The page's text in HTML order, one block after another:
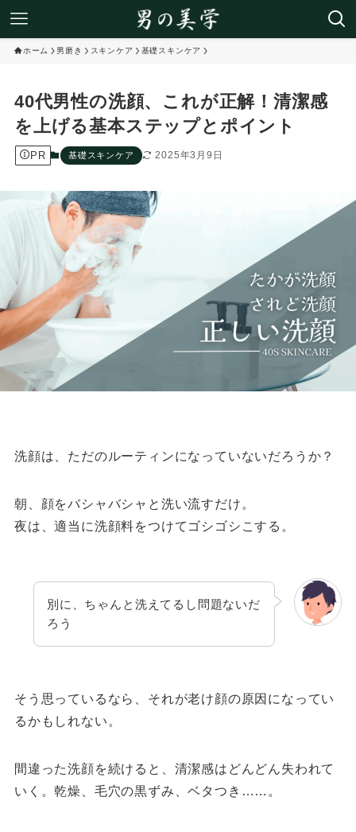
ホーム 男磨き スキンケア 基礎スキンケア
40代男性の洗顔、これが正解！清潔感
を上げる基本ステップとポイント
PR 基礎スキンケア 2025年3月9日
洗顔は、ただのルーティンになっていないだろうか？
朝、顔をバシャバシャと洗い流すだけ。
夜は、適当に洗顔料をつけてゴシゴシこする。
別に、ちゃんと洗えてるし問題ないだ
ろう
そう思っているなら、それが老け顔の原因になってい
るかもしれない。
間違った洗顔を続けると、清潔感はどんどん失われて
いく。乾燥、毛穴の黒ずみ、ベタつき……。